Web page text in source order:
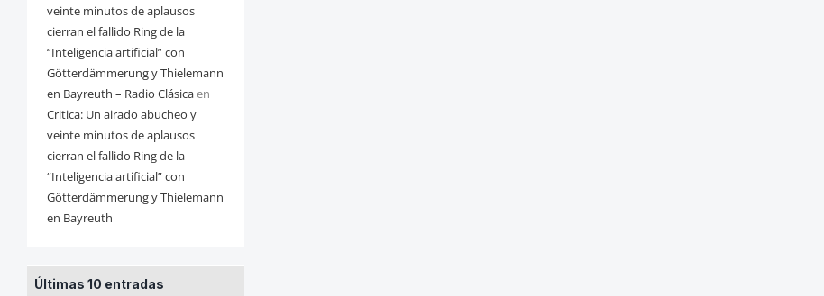
veinte minutos de aplausos
cierran el fallido Ring de la
“Inteligencia artificial” con
Götterdämmerung y Thielemann
en Bayreuth – Radio Clásicaen
Critica: Un airado abucheo y
veinte minutos de aplausos
cierran el fallido Ring de la
“Inteligencia artificial” con
Götterdämmerung y Thielemann
en Bayreuth
Últimas 10 entradas